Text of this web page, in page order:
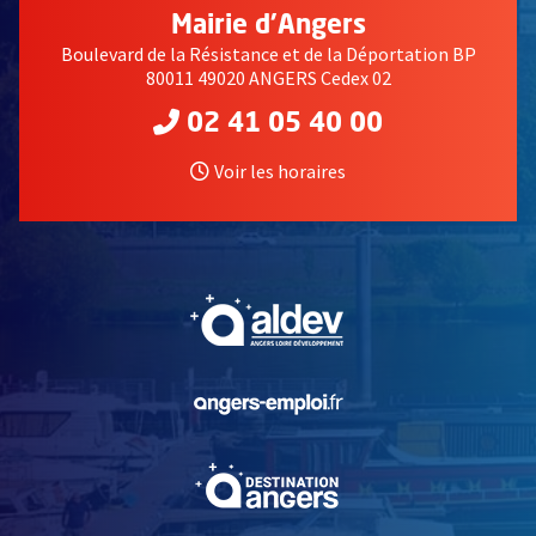
Mairie d'Angers
Boulevard de la Résistance et de la Déportation BP
80011 49020 ANGERS Cedex 02
02 41 05 40 00
Voir les horaires
, Ouvre une nouvelle